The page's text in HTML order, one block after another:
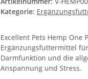
Kategorie:
Excellent Pets Hemp
Ergänzungsfuttermittel
Darmfunktion und die
Anspannung und Stress.